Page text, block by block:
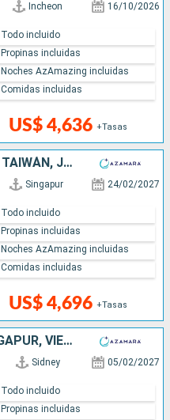
Incheon 16/10/2026
US$ 4,636 +Tasas
Todo incluido
Propinas incluidas
Noches AzAmazing incluidas
Comidas incluidas
SINGAPUR, VIETNAM, CHINA, TAIWÁN, JAPÓN
Singapur 24/02/2027
US$ 4,696 +Tasas
Todo incluido
Propinas incluidas
Noches AzAmazing incluidas
Comidas incluidas
AUSTRALIA, INDONESIA, SINGAPUR, VIETNAM, CHINA, TAIWÁN, JAPÓN
Sidney 05/02/2027
Todo incluido
Propinas incluidas